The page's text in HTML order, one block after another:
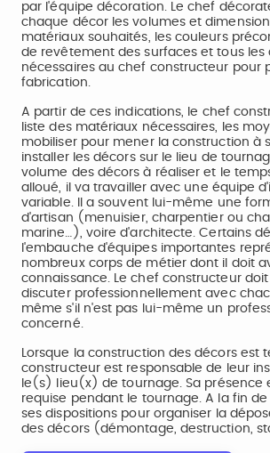
par l'équipe décoration. Le chef
chaque décor les volumes et
matériaux souhaités, les couleurs
de revêtement des surfaces et tous les
nécessaires au chef constructeur pour
fabrication.
A partir de ces indications, le chef
liste des matériaux nécessaires, les
mobiliser pour mener la construction à
installer les décors sur le lieu de
volume des décors à réaliser et le
alloué, il va travailler avec une équipe
variable. Il a souvent lui-même une
d'artisan (menuisier, charpentier ou
marine…), voire d'architecte. Certains
l'embauche d'équipes importantes
nombreux corps de métier dont il doit
connaissance. Le chef constructeur
discuter professionnellement avec
même s'il n'est pas lui-même un
concerné.
Lorsque la construction des décors est
constructeur est responsable de leur
le(s) lieu(x) de tournage. Sa présence
requise pendant le tournage. A la fin
ses dispositions pour organiser la
des décors (démontage, destruction,